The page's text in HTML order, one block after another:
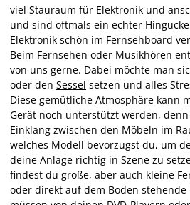
viel Stauraum für Elektronik und
und sind oftmals ein echter
Elektronik schön im Fernsehboard
Beim Fernsehen oder Musikhören
von uns gerne. Dabei möchte man
oder den Sessel setzen und alles
Diese gemütliche Atmosphäre kann
Gerät noch unterstützt werden,
Einklang zwischen den Möbeln im
welches Modell bevorzugst du, um
deine Anlage richtig in Szene zu
findest du große, aber auch kleine
oder direkt auf dem Boden stehende